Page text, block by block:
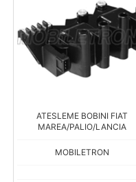
ATESLEME BOBINI FIAT
MAREA/PALIO/LANCIA
MOBILETRON